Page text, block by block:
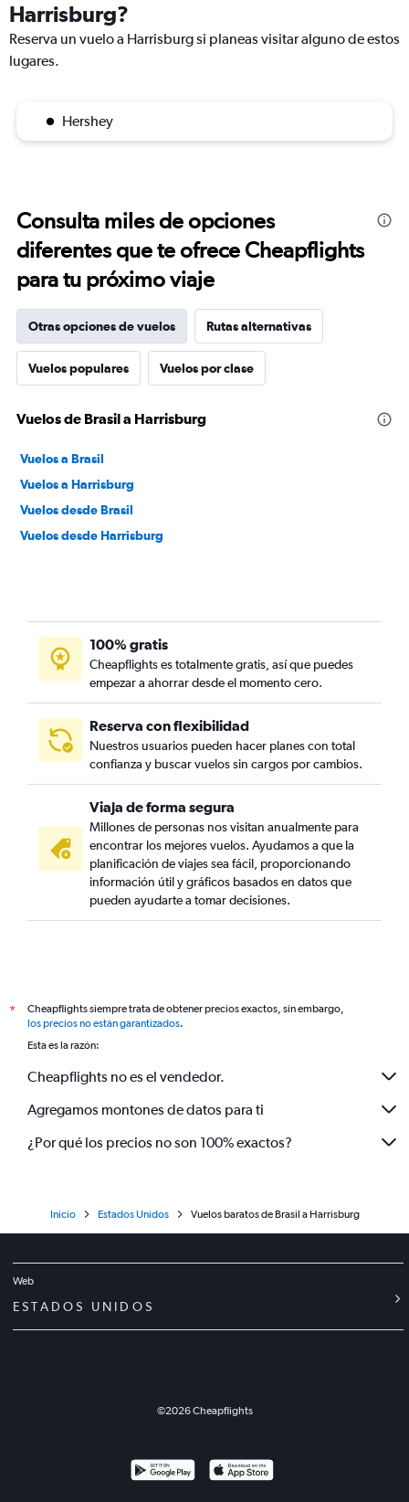
Harrisburg?
Reserva un vuelo a Harrisburg si planeas visitar alguno de estos
lugares.
Hershey
Consulta miles de opciones
diferentes que te ofrece Cheapflights
para tu próximo viaje
Otras opciones de vuelos Rutas alternativas
Vuelos populares Vuelos por clase
Vuelos de Brasil a Harrisburg
Vuelos a Brasil
Vuelos a Harrisburg
Vuelos desde Brasil
Vuelos desde Harrisburg
100% gratis
Cheapflights es totalmente gratis, así que puedes
empezar a ahorrar desde el momento cero.
Reserva con flexibilidad
Nuestros usuarios pueden hacer planes con total
confianza y buscar vuelos sin cargos por cambios.
Viaja de forma segura
Millones de personas nos visitan anualmente para
encontrar los mejores vuelos. Ayudamos a que la
planificación de viajes sea fácil, proporcionando
información útil y gráficos basados en datos que
pueden ayudarte a tomar decisiones.
*
Cheapflights siempre trata de obtener precios exactos, sin embargo,
los precios no están garantizados.
Esta es la razón:
Cheapflights no es el vendedor.
Agregamos montones de datos para ti
¿Por qué los precios no son 100% exactos?
Inicio Estados Unidos Vuelos baratos de Brasil a Harrisburg
Web
ESTADOS UNIDOS
©2026Cheapflights